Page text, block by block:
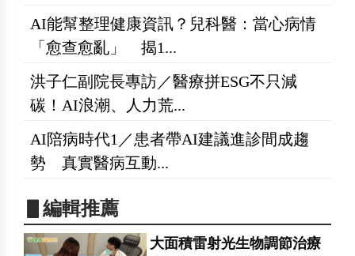
AI能幫整理健康資訊？兒科醫：當心病情
「愈查愈亂」 揭1...
洪子仁副院長專訪／醫療拼ESG不只減
碳！AI浪潮、人力荒...
AI陪病時代1／患者帶AI建議進診間成趨
勢 真實醫病互動...
▋編輯推薦
大面積雷射光生物調節治療